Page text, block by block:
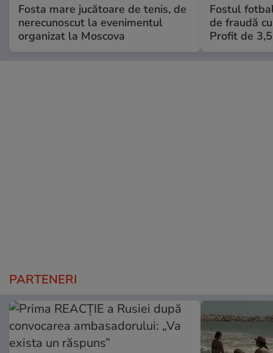
Fosta mare jucătoare de tenis, de
nerecunoscut la evenimentul
organizat la Moscova
Fostul
de fraudă
Profit de
PARTENERI